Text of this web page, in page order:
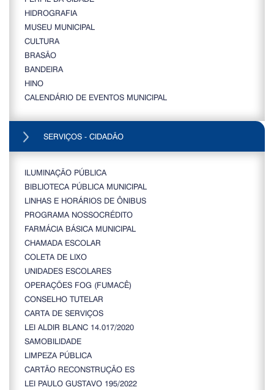
HIDROGRAFIA
MUSEU MUNICIPAL
CULTURA
BRASÃO
BANDEIRA
HINO
CALENDÁRIO DE EVENTOS MUNICIPAL
SERVIÇOS - CIDADÃO
ILUMINAÇÃO PÚBLICA
BIBLIOTECA PÚBLICA MUNICIPAL
LINHAS E HORÁRIOS DE ÔNIBUS
PROGRAMA NOSSOCRÉDITO
FARMÁCIA BÁSICA MUNICIPAL
CHAMADA ESCOLAR
COLETA DE LIXO
UNIDADES ESCOLARES
OPERAÇÕES FOG (FUMACÊ)
CONSELHO TUTELAR
CARTA DE SERVIÇOS
LEI ALDIR BLANC 14.017/2020
SAMOBILIDADE
LIMPEZA PÚBLICA
CARTÃO RECONSTRUÇÃO ES
LEI PAULO GUSTAVO 195/2022